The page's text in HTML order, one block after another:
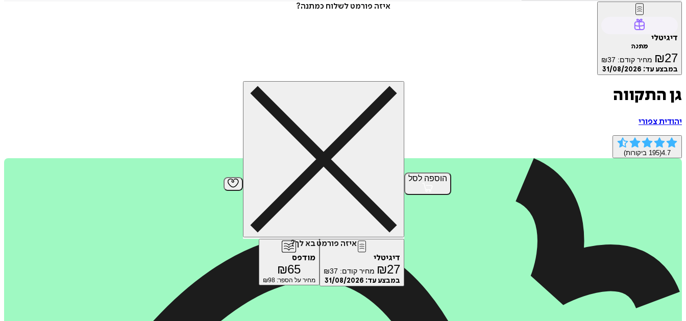
איזה פורמט לשלוח כמתנה?
דיגיטלי
מתנה
₪27 מחיר קודם: ₪37
במבצע עד: 31/08/2026
הוספה לסל
איזה פורמט בא לך?
דיגיטלי
₪27 מחיר קודם: ₪37
במבצע עד: 31/08/2026
מודפס
₪65
מחיר על הספר: ₪98
גן התקווה
יהודית צפורי
4.7
(
195 ביקורות)